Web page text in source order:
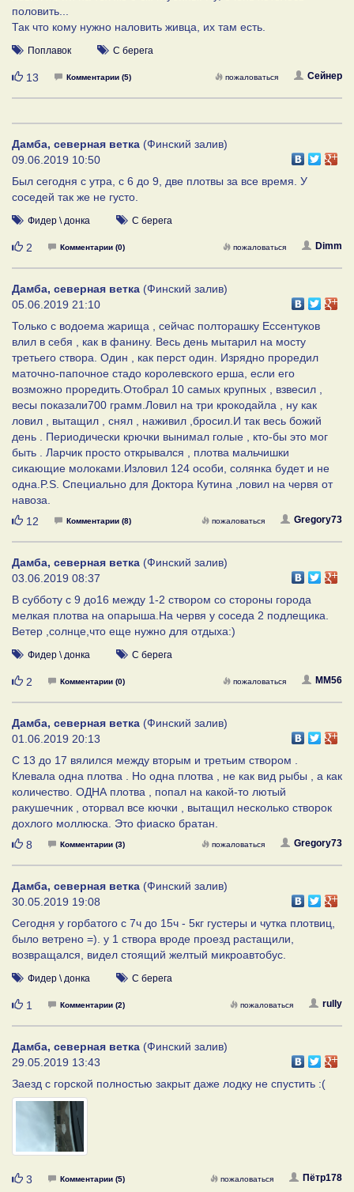
половить...
Так что кому нужно наловить живца, их там есть.
Поплавок С берега
Нравится
13 Комментарии (5) Сейнер
пожаловаться
Дамба, северная ветка (Финский залив)
09.06.2019 10:50
Был сегодня с утра, с 6 до 9, две плотвы за все время. У
соседей так же не густо.
Фидер \ донка С берега
Нравится
2 Комментарии (0) Dimm
пожаловаться
Дамба, северная ветка (Финский залив)
05.06.2019 21:10
Только с водоема жарища , сейчас полторашку Ессентуков
влил в себя , как в фанину. Весь день мытарил на мосту
третьего створа. Один , как перст один. Изрядно проредил
маточно-папочное стадо королевского ерша, если его
возможно проредить.Отобрал 10 самых крупных , взвесил ,
весы показали700 грамм.Ловил на три крокодайла , ну как
ловил , вытащил , снял , наживил ,бросил.И так весь божий
день . Периодически крючки вынимал голые , кто-бы это мог
быть . Ларчик просто открывался , плотва мальчишки
сикающие молоками.Изловил 124 особи, солянка будет и не
одна.P.S. Специально для Доктора Кутина ,ловил на червя от
навоза.
Нравится
12 Комментарии (8) Gregory73
пожаловаться
Дамба, северная ветка (Финский залив)
03.06.2019 08:37
В субботу с 9 до16 между 1-2 створом со стороны города
мелкая плотва на опарыша.На червя у соседа 2 подлещика.
Ветер ,солнце,что еще нужно для отдыха:)
Фидер \ донка С берега
Нравится
2 Комментарии (0) MM56
пожаловаться
Дамба, северная ветка (Финский залив)
01.06.2019 20:13
С 13 до 17 вялился между вторым и третьим створом .
Клевала одна плотва . Но одна плотва , не как вид рыбы , а как
количество. ОДНА плотва , попал на какой-то лютый
ракушечник , оторвал все кючки , вытащил несколько створок
дохлого моллюска. Это фиаско братан.
Нравится
8 Комментарии (3) Gregory73
пожаловаться
Дамба, северная ветка (Финский залив)
30.05.2019 19:08
Сегодня у горбатого с 7ч до 15ч - 5кг густеры и чутка плотвиц,
было ветрено =). у 1 створа вроде проезд растащили,
возвращался, видел стоящий желтый микроавтобус.
Фидер \ донка С берега
Нравится
1 Комментарии (2) rully
пожаловаться
Дамба, северная ветка (Финский залив)
29.05.2019 13:43
Заезд с горской полностью закрыт даже лодку не спустить :(
Нравится
3 Комментарии (5) Пётр178
пожаловаться